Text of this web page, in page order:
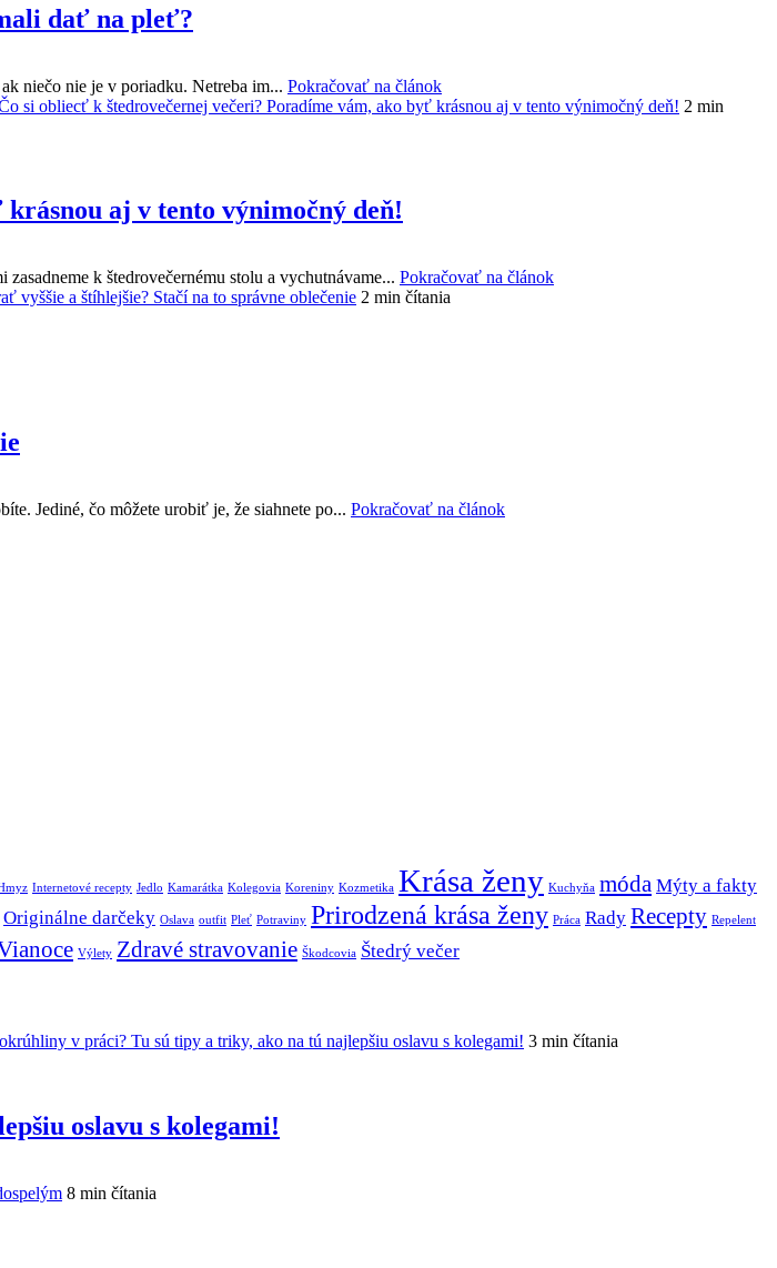
dať na pleť?
niečo nie je v poriadku. Netreba im... Pokračovať na článok
si obliecť k štedrovečernej večeri? Poradíme vám, ako byť krásnou aj v tento výnimočný deň! 2 min
aj v tento výnimočný deň!
k štedrovečernému stolu a vychutnávame... Pokračovať na článok
vyššie a štíhlejšie? Stačí na to správne oblečenie 2 min čítania
Jediné, čo môžete urobiť je, že siahnete po... Pokračovať na článok
Internetové recepty Jedlo Kamarátka Kolegovia Koreniny Kozmetika Krása ženy Kuchyňa móda Mýty a fakty
Originálne darčeky Oslava outfit Pleť Potraviny Prirodzená krása ženy Práca Rady Recepty Repelent
Výlety Zdravé stravovanie Škodcovia Štedrý večer
v práci? Tu sú tipy a triky, ako na tú najlepšiu oslavu s kolegami! 3 min čítania
oslavu s kolegami!
8 min čítania